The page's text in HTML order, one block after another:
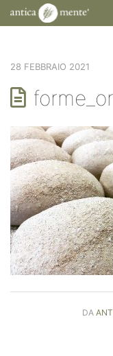
28 FEBBRAIO 2021
DA